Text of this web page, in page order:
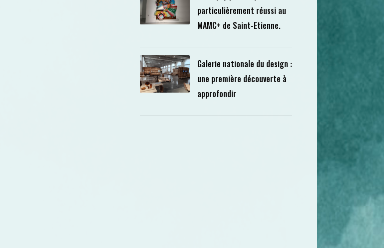
particulièrement réussi au
MAMC+ de Saint-Etienne.
Galerie nationale du design :
une première découverte à
approfondir